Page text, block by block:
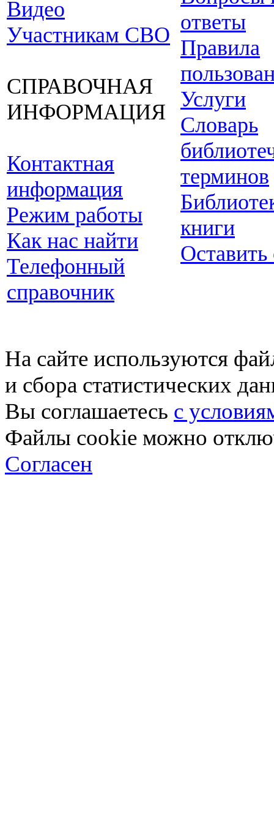
Видео
Участникам СВО
СПРАВОЧНАЯ
ИНФОРМАЦИЯ
Контактная
информация
Режим работы
Как нас найти
Телефонный
справочник
ответы
Правила
Услуги
Словарь
терминов
книги
Оставить
На сайте используются
и сбора статистических
Вы соглашаетесь с
Файлы cookie можно
Согласен